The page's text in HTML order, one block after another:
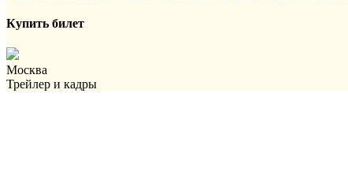
Купить билет
Москва
Трейлер и кадры